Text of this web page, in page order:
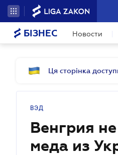
БІЗНЕС Новости
Ця сторінка
ВЭД
Венгрия
меда из